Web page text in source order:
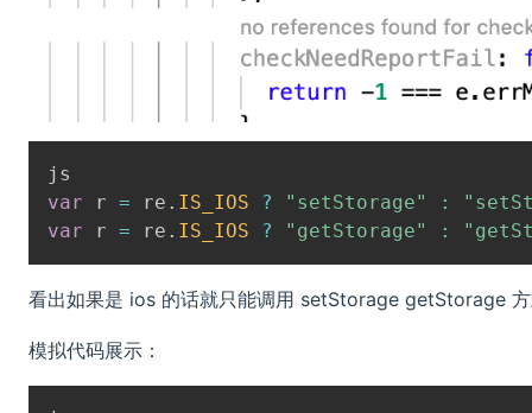
var r = re . IS_IOS ? "setStorage" :
var r = re . IS_IOS ? "getStorage" :
看出如果是 ios 的话就只能调用 setStorage getStorage
模拟代码展示：